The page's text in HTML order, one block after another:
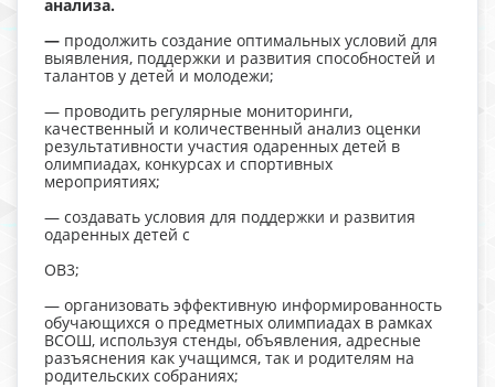
анализа.
— продолжить создание оптимальных условий для
выявления, поддержки и развития способностей и
талантов у детей и молодежи;
— проводить регулярные мониторинги,
качественный и количественный анализ оценки
результативности участия одаренных детей в
олимпиадах, конкурсах и спортивных
мероприятиях;
— создавать условия для поддержки и развития
одаренных детей с
OB3;
— организовать эффективную информированность
обучающихся о предметных олимпиадах в рамках
ВСОШ, используя стенды, объявления, адресные
разъяснения как учащимся, так и родителям на
родительских собраниях;